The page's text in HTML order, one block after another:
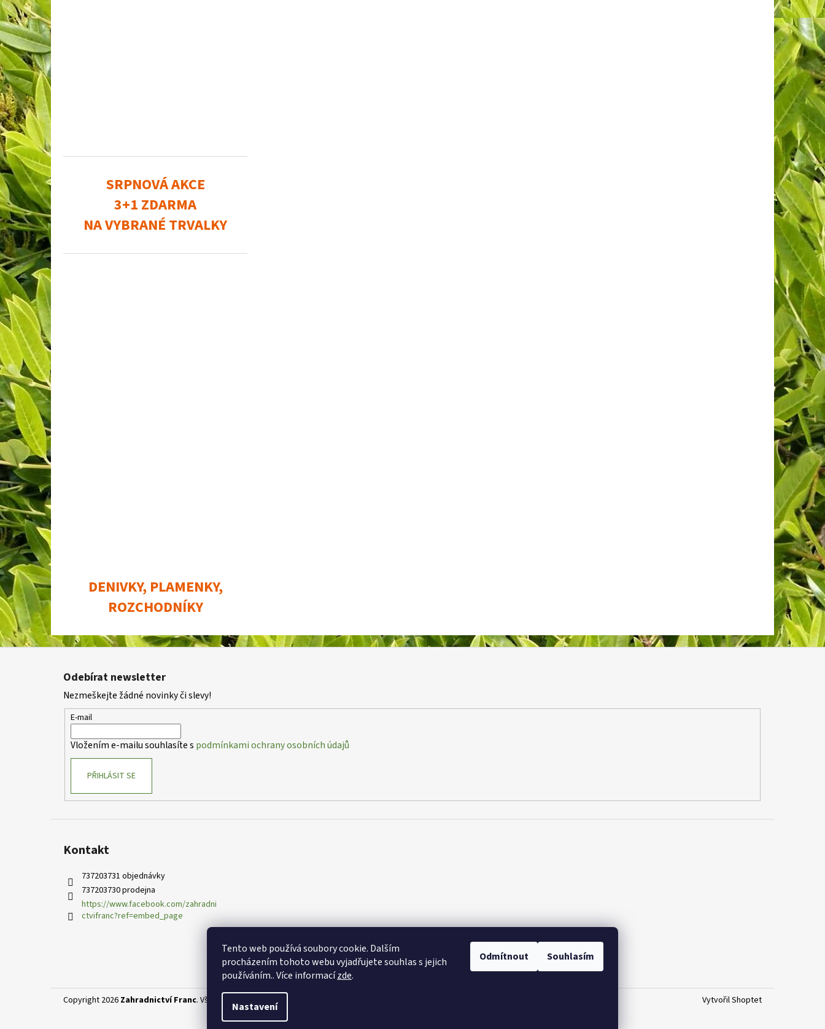
Tento web používá soubory cookie. Dalším
procházením tohoto webu vyjadřujete souhlas s jejich
používáním.. Více informacízde.
Nastavení
Odmítnout Souhlasím
SRPNOVÁ AKCE
3+1 ZDARMA
NA VYBRANÉ TRVALKY
DENIVKY, PLAMENKY,
ROZCHODNÍKY
Z
Odebírat newsletter
Nezmeškejte žádné novinky či slevy!
E-mail
Vložením e-mailu souhlasíte s podmínkami ochrany osobních údajů
PŘIHLÁSIT SE
Kontakt
737203731 objednávky
737203730 prodejna
https://www.facebook.com/zahradni
ctvifranc?ref=embed_page
Vytvořil Shoptet
Copyright 2026 Zahradnictví Franc. Všechna práva vyhrazena.